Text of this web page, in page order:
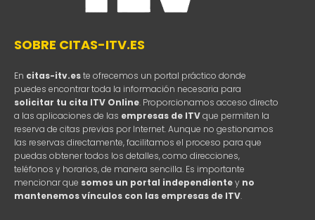
SOBRE CITAS-ITV.ES
En citas-itv.este ofrecemos un portal práctico donde
puedes encontrar toda la información necesaria para
solicitar tu cita ITV Online. Proporcionamos acceso directo
a las aplicaciones de las empresas de ITVque permiten la
reserva de citas previas por Internet. Aunque no gestionamos
las reservas directamente, facilitamos el proceso para que
puedas obtener todos los detalles, como direcciones,
teléfonos y horarios, de manera sencilla. Es importante
mencionar que somos un portal independientey no
mantenemos vínculos con las empresas de ITV.